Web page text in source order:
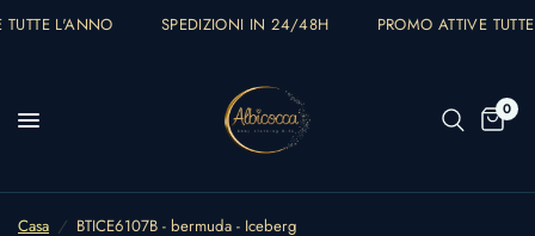
L'ANNO SPEDIZIONI IN 24/48H PROMO ATTIVE
0
Casa / BTICE6107B - bermuda - Iceberg